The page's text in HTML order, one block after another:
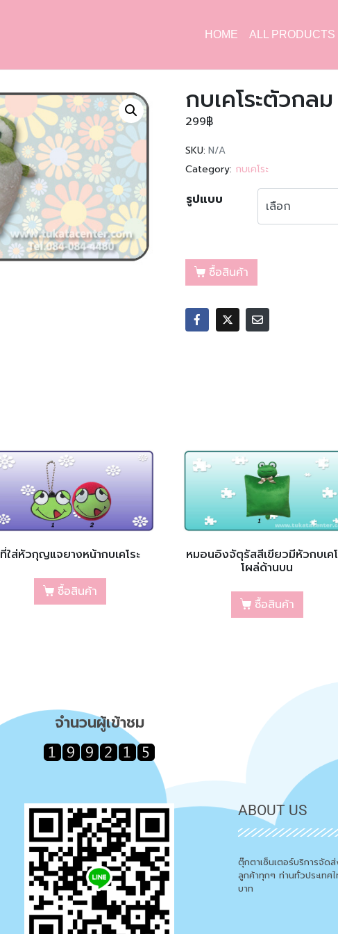
HOME ALL PRODUCTS
กบเคโระตัวกลม
299฿
SKU: N/A
Category: กบเคโระ
รูปแบบ
ซื้อสินค้า
ที่ใส่หัวกุญแจยางหน้ากบเคโระ
ซื้อสินค้า
หมอนอิงจัตุรัสสีเขียวมีหัวกบเค
โผล่ด้านบน
ซื้อสินค้า
จำนวนผู้เข้าชม
ABOUT US
ตุ๊กตาเซ็นเตอร์บริการจั
ลูกค้าทุกๆ ท่านทั่วประเท
บาท